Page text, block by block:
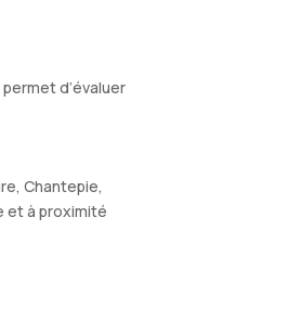
d’évaluer
Chantepie,
et à proximité